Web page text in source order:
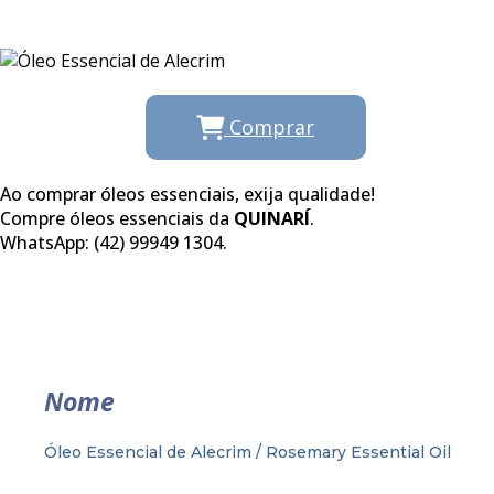
Comprar
Ao comprar óleos essenciais, exija qualidade!
Compre óleos essenciais da QUINARÍ.
WhatsApp: (42) 99949 1304.
Nome
Óleo Essencial de Alecrim / Rosemary Essential Oil